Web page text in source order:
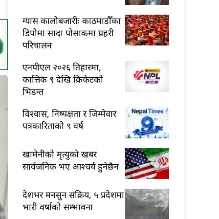
ग्यास कालोबजारीः काठमाडौँका
डिपोमा सादा पोसाकमा प्रहरी
परिचालन
एनपीएल २०२६ तिहारमा,
कात्तिक ९ देखि क्रिकेटको
भिडन्त
विश्वास, निष्पक्षता र जिम्मेवार
पत्रकारिताको ९ वर्ष
खामेनीको मृत्युको खबर
सार्वजनिक भए आश्चर्य हुनेछैन
देशभर मनसुन सक्रिय, ५ प्रदेशमा
भारी वर्षाको सम्भावना